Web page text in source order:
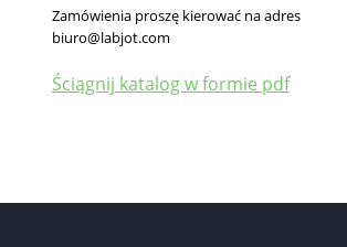
Zamówienia proszę kierować na adres
biuro@labjot.com
Ściągnij katalog w formie pdf